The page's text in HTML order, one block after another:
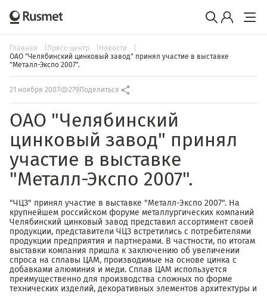
Главная Пресс-центр
Новости
ОАО "Челябинский цинковый завод" принял участие в выставке
"Металл-Экспо 2007".
21 ноября 2007 279 Поделиться
ОАО "Челябинский
цинковый завод" принял
участие в выставке
"Металл-Экспо 2007".
"ЧЦЗ" принял участие в выставке "Металл-Экспо 2007". На
крупнейшем российском форуме металлургических компаний
Челябинский цинковый завод представил ассортимент своей
продукции, представители ЧЦЗ встретились с потребителями
продукции предприятия и партнерами. В частности, по итогам
выставки компания пришла к заключению об увеличении
спроса на сплавы ЦАМ, производимые на основе цинка с
добавками алюминия и меди. Сплав ЦАМ используется
преимущественно для производства сложных по форме
технических изделий, декоративных элементов архитектуры и